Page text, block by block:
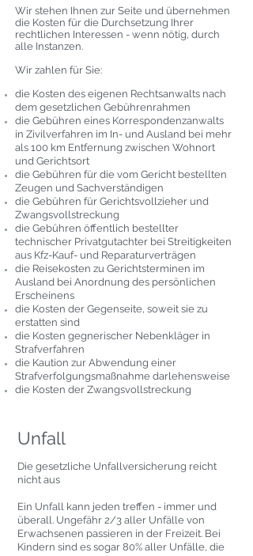
Wir stehen Ihnen zur Seite und übernehmen
die Kosten für die Durchsetzung Ihrer
rechtlichen Interessen - wenn nötig, durch
alle Instanzen.
Wir zahlen für Sie:
die Kosten des eigenen Rechtsanwalts nach
dem gesetzlichen Gebührenrahmen
die Gebühren eines Korrespondenzanwalts
in Zivilverfahren im In- und Ausland bei mehr
als 100 km Entfernung zwischen Wohnort
und Gerichtsort
die Gebühren für die vom Gericht bestellten
Zeugen und Sachverständigen
die Gebühren für Gerichtsvollzieher und
Zwangsvollstreckung
die Gebühren öffentlich bestellter
technischer Privatgutachter bei Streitigkeiten
aus Kfz-Kauf- und Reparaturverträgen
die Reisekosten zu Gerichtsterminen im
Ausland bei Anordnung des persönlichen
Erscheinens
die Kosten der Gegenseite, soweit sie zu
erstatten sind
die Kosten gegnerischer Nebenkläger in
Strafverfahren
die Kaution zur Abwendung einer
Strafverfolgungsmaßnahme darlehensweise
die Kosten der Zwangsvollstreckung
Unfall
Die gesetzliche Unfallversicherung reicht
nicht aus
Ein Unfall kann jeden treffen - immer und
überall. Ungefähr 2/3 aller Unfälle von
Erwachsenen passieren in der Freizeit. Bei
Kindern sind es sogar 80% aller Unfälle, die